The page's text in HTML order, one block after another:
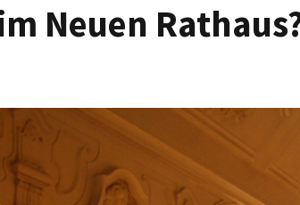
Neuen